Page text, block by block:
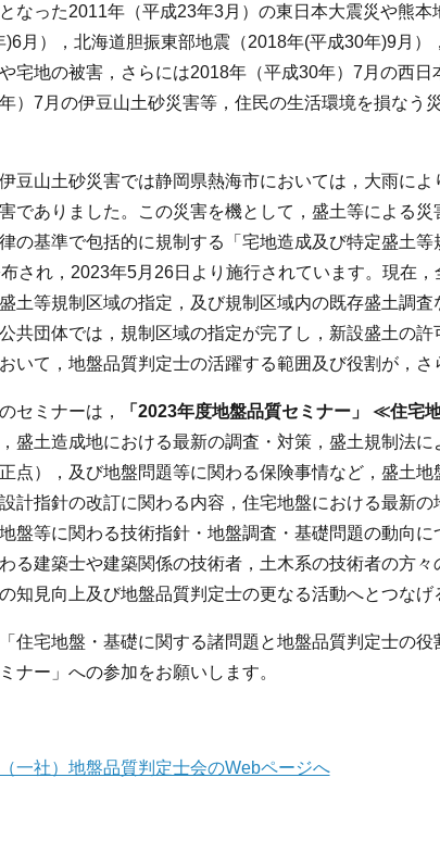
なった2011年（平成23年3月）の東日本大震災や熊
)6月），北海道胆振東部地震（2018年(平成30年)9月
宅地の被害，さらには2018年（平成30年）7月の西
年）7月の伊豆山土砂災害等，住民の生活環境を損な
豆山土砂災害では静岡県熱海市においては，大雨に
でありました。この災害を機として，盛土等による
の基準で包括的に規制する「宅地造成及び特定盛土
され，2023年5月26日より施行されています。現在
土等規制区域の指定，及び規制区域内の既存盛土調
共団体では，規制区域の指定が完了し，新設盛土の
いて，地盤品質判定士の活躍する範囲及び役割が，さ
セミナーは，
「2023年度地盤品質セミナー」 ≪住宅
盛土造成地における最新の調査・対策，盛土規制法
点），及び地盤問題等に関わる保険事情など，盛土
計指針の改訂に関わる内容，住宅地盤における最新
盤等に関わる技術指針・地盤調査・基礎問題の動向
る建築士や建築関係の技術者，土木系の技術者の方
知見向上及び地盤品質判定士の更なる活動へとつなげ
住宅地盤・基礎に関する諸問題と地盤品質判定士の
ナー」への参加をお願いします。
一社）地盤品質判定士会のWebページへ